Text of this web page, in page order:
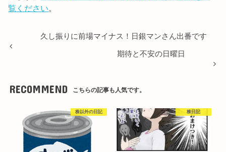
覧ください。
久し振りに前場マイナス！日銀マンさん出番です
期待と不安の日曜日
RECOMMEND こちらの記事も人気です。
株以外の日記 株日記